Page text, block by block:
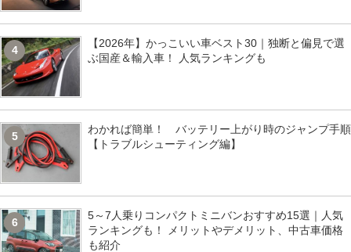
4
【2026年】かっこいい車ベスト30｜独断と偏見で選
ぶ国産＆輸入車！ 人気ランキングも
5
わかれば簡単！ バッテリー上がり時のジャンプ手順
【トラブルシューティング編】
6
5～7人乗りコンパクトミニバンおすすめ15選｜人気
ランキングも！ メリットやデメリット、中古車価格
も紹介